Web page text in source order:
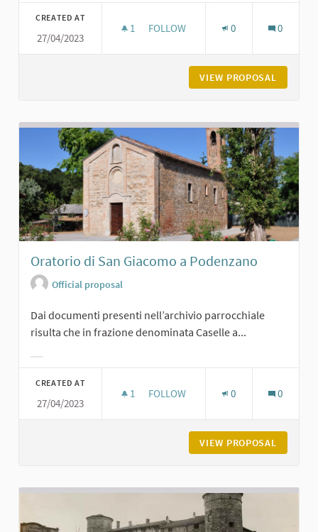
CREATED AT
27/04/2023
1 1 FOLLOWER
FOLLOW 0 0
VIEW PROPOSAL
Oratorio di San Giacomo a Podenzano
Official proposal
Dai documenti presenti nell’archivio parrocchiale
risulta che in frazione denominata Caselle a...
CREATED AT
27/04/2023
1 1 FOLLOWER
FOLLOW 0 0
VIEW PROPOSAL